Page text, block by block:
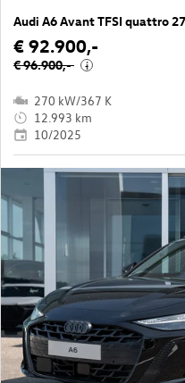
Audi A6 Avant TFSI quattro
€ 92.900,-
€ 96.900,- i
270 kW/367 K
12.993 km
10/2025